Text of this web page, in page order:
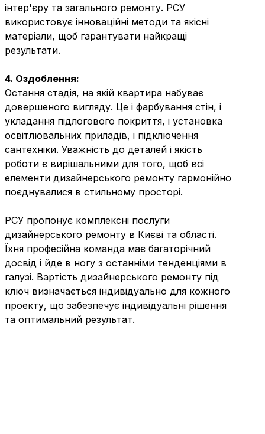
інтер'єру та загального ремонту. РСУ
використовує інноваційні методи та якісні
матеріали, щоб гарантувати найкращі
результати.
4. Оздоблення:
Остання стадія, на якій квартира набуває
довершеного вигляду. Це і фарбування стін, і
укладання підлогового покриття, і установка
освітлювальних приладів, і підключення
сантехніки. Уважність до деталей і якість
роботи є вирішальними для того, щоб всі
елементи дизайнерського ремонту гармонійно
поєднувалися в стильному просторі.
РСУ пропонує комплексні послуги
дизайнерського ремонту в Києві та області.
Їхня професійна команда має багаторічний
досвід і йде в ногу з останніми тенденціями в
галузі. Вартість дизайнерського ремонту під
ключ визначається індивідуально для кожного
проекту, що забезпечує індивідуальні рішення
та оптимальний результат.